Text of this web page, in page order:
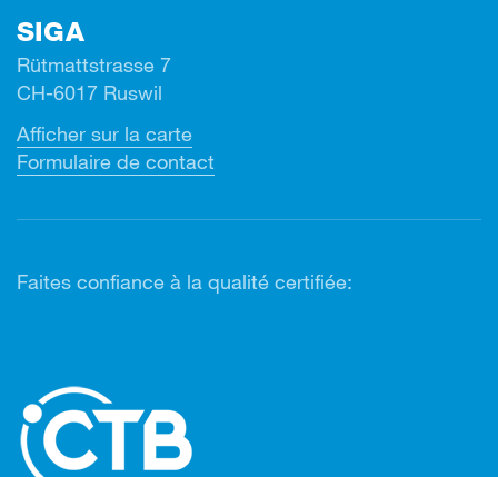
SIGA
Rütmattstrasse 7
CH-6017 Ruswil
Afficher sur la carte
Formulaire de contact
Faites confiance à la qualité certifiée: